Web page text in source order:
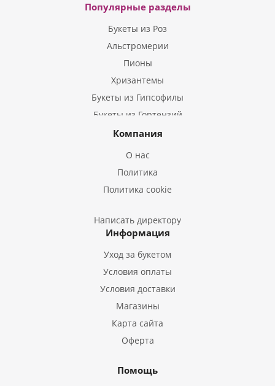
Популярные разделы
Букеты из Роз
Альстромерии
Пионы
Хризантемы
Букеты из Гипсофилы
Букеты из Гортензий
Букеты из Ирисов
Букеты из Эустом
Букеты из Гладиолусов
Букеты из Тюльпанов
Компания
О нас
Политика
Политика cookie
Написать директору
Информация
Уход за букетом
Условия оплаты
Условия доставки
Магазины
Карта сайта
Оферта
Помощь